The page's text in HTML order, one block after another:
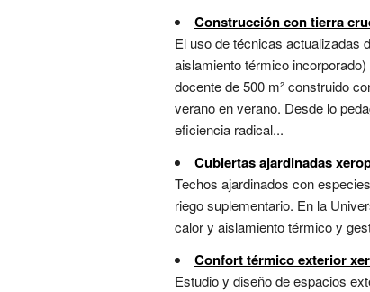
Construcción con tierra
El uso de técnicas actualizadas
aislamiento térmico
docente de 500 m² construido
verano en verano. Desde lo
eficiencia radical...
Cubiertas ajardinadas
Techos ajardinados con
riego suplementario. En la
calor y aislamiento térmico y
Confort térmico exterior
Estudio y diseño de espacios